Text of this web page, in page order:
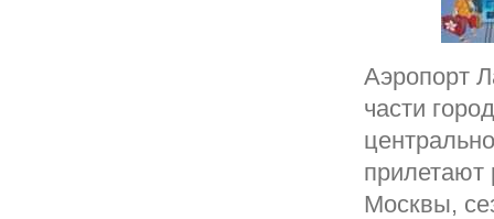
Аэропорт
части
прилетают
Москвы,